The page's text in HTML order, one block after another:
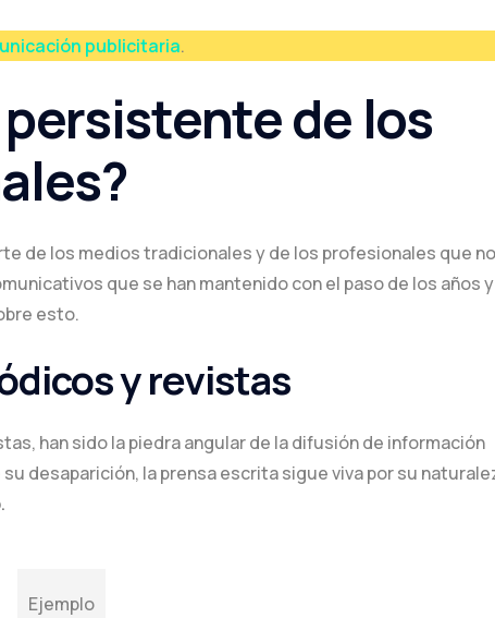
publicitaria.
de los
de los medios tradicionales y de los profesionales que
que se han mantenido con el paso de los años
esto.
y revistas
han sido la piedra angular de la difusión de información
desaparición, la prensa escrita sigue viva por su
Ejemplo